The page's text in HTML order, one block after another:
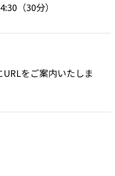
（30分）
をご案内いたしま